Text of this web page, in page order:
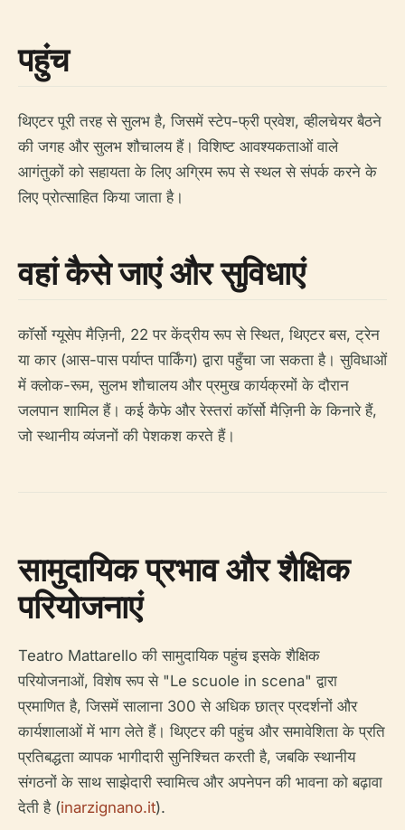
पहुंच
थिएटर पूरी तरह से सुलभ है, जिसमें स्टेप-फ्री प्रवेश, व्हीलचेयर बैठने
की जगह और सुलभ शौचालय हैं। विशिष्ट आवश्यकताओं वाले
आगंतुकों को सहायता के लिए अग्रिम रूप से स्थल से संपर्क करने के
लिए प्रोत्साहित किया जाता है।
वहां कैसे जाएं और सुविधाएं
कॉर्सो ग्यूसेप मैज़िनी, 22 पर केंद्रीय रूप से स्थित, थिएटर बस, ट्रेन
या कार (आस-पास पर्याप्त पार्किंग) द्वारा पहुँचा जा सकता है। सुविधाओं
में क्लोक-रूम, सुलभ शौचालय और प्रमुख कार्यक्रमों के दौरान
जलपान शामिल हैं। कई कैफे और रेस्तरां कॉर्सो मैज़िनी के किनारे हैं,
जो स्थानीय व्यंजनों की पेशकश करते हैं।
सामुदायिक प्रभाव और शैक्षिक
परियोजनाएं
Teatro Mattarello की सामुदायिक पहुंच इसके शैक्षिक
परियोजनाओं, विशेष रूप से "Le scuole in scena" द्वारा
प्रमाणित है, जिसमें सालाना 300 से अधिक छात्र प्रदर्शनों और
कार्यशालाओं में भाग लेते हैं। थिएटर की पहुंच और समावेशिता के प्रति
प्रतिबद्धता व्यापक भागीदारी सुनिश्चित करती है, जबकि स्थानीय
संगठनों के साथ साझेदारी स्वामित्व और अपनेपन की भावना को बढ़ावा
देती है (inarzignano.it).